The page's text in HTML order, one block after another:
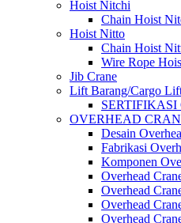
Hoist Nitchi
Chain Hoist
Hoist Nitto
Chain Hoist
Wire Rope
Jib Crane
Lift Barang/Cargo
OVERHEAD
Desain
Fabrikasi
Komponen
Overhead
Overhead
Overhead
Overhead